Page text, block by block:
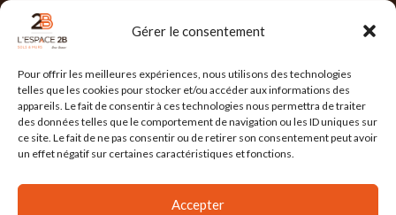
Gérer le consentement
Pour offrir les meilleures expériences, nous utilisons des technologies
telles que les cookies pour stocker et/ou accéder aux informations des
appareils. Le fait de consentir à ces technologies nous permettra de traiter
des données telles que le comportement de navigation ou les ID uniques sur
ce site. Le fait de ne pas consentir ou de retirer son consentement peut avoir
un effet négatif sur certaines caractéristiques et fonctions.
Accepter
NOS HORAIRES
Lun : 7h30/17h30
Mar : 7h30/17h30
Mer : 7h30/17h30
Jeu : 7h30/17h30